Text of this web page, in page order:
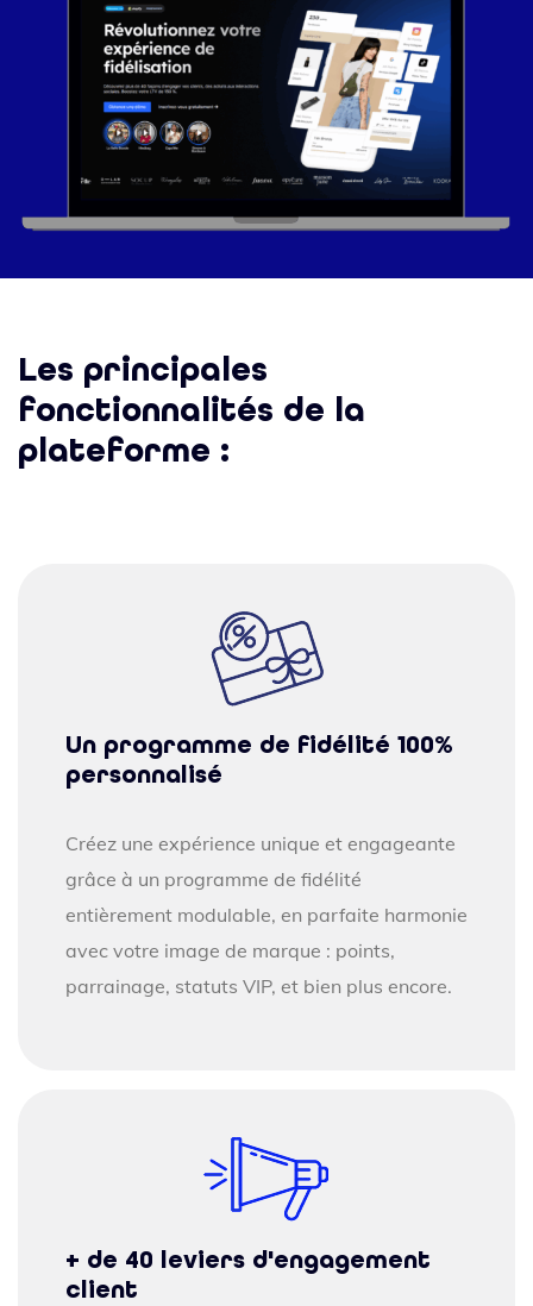
Les principales
fonctionnalités de la
plateforme :
Un programme de fidélité 100%
personnalisé
Créez une expérience unique et engageante
grâce à un programme de fidélité
entièrement modulable, en parfaite harmonie
avec votre image de marque : points,
parrainage, statuts VIP, et bien plus encore.
+ de 40 leviers d'engagement
client